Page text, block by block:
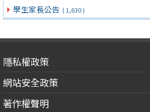
學生家長公告 ( 1,630 )
隱私權政策
網站安全政策
著作權聲明